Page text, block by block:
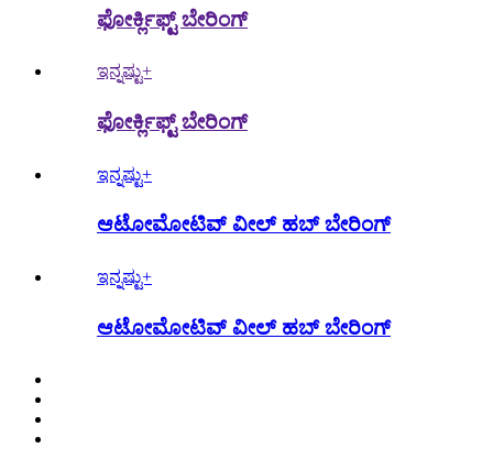
ಫೋರ್ಕ್ಲಿಫ್ಟ್ ಬೇರಿಂಗ್
ಇನ್ನಷ್ಟು+
ಫೋರ್ಕ್ಲಿಫ್ಟ್ ಬೇರಿಂಗ್
ಇನ್ನಷ್ಟು+
ಆಟೋಮೋಟಿವ್ ವೀಲ್ ಹಬ್ ಬೇರಿಂಗ್
ಇನ್ನಷ್ಟು+
ಆಟೋಮೋಟಿವ್ ವೀಲ್ ಹಬ್ ಬೇರಿಂಗ್